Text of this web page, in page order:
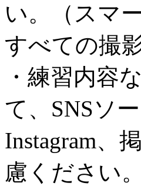
い。（スマ
すべての撮
・練習内容
て、SNSソ
Instagram、
慮ください